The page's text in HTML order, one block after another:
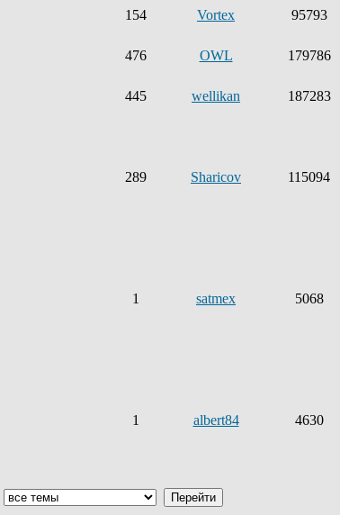
154 Vortex 95793
476 OWL 179786
445 wellikan 187283
289 Sharicov 115094
1 satmex 5068
1 albert84 4630